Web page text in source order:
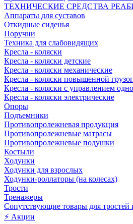
ТЕХНИЧЕСКИЕ СРЕДСТВА
Аппараты для суставов
Откидные сиденья
Поручни
Техника для слабовидящих
Кресла - коляски
Кресла - коляски детские
Кресла - коляски механические
Кресла - коляски повышенной
Кресла - коляски с управлением
Кресла - коляски электрические
Опоры
Подъемники
Противопролежневая продукция
Противопролежневые матрасы
Противопролежневые подушки
Костыли
Ходунки
Ходунки для взрослых
Ходунки-роллаторы (на колесах)
Трости
Тренажеры
Сопутствующие товары для тростей
⚡ Акции